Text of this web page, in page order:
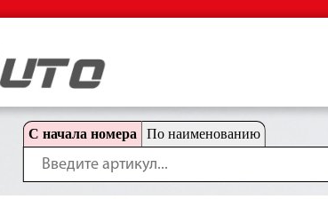
С начала номера По наименованию